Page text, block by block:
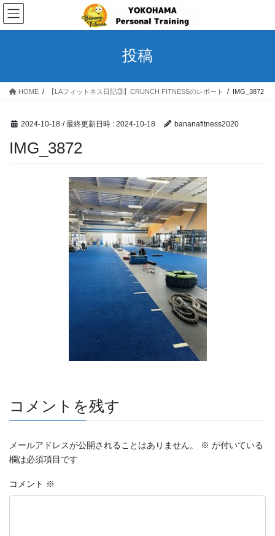
コ
ン
テ
ス
ナ
ビ
ゲ
ン
投稿
HOME 【LAフィットネス日記③】CRUNCH FITNESSのレポート IMG_3872
2024-10-18 / 最終更新日時 : 2024-10-18 bananafitness2020
IMG_3872
コメントを残す
メールアドレスが公開されることはありません。 ※ が付いている
欄は必須項目です
コメント ※